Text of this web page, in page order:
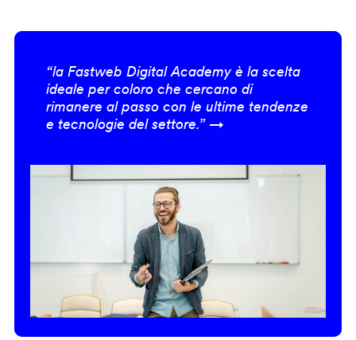
“la Fastweb Digital Academy è la scelta
ideale per coloro che cercano di
rimanere al passo con le ultime tendenze
e tecnologie del settore.” →